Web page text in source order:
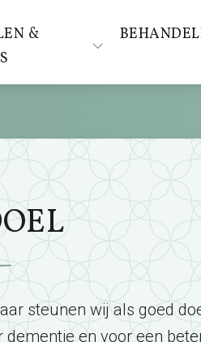
&
steunen wij als goed
dementie en voor een